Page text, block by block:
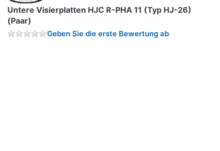
Untere Visierplatten HJC R-PHA 11 (Typ HJ-26)
(Paar)
Geben Sie die erste Bewertung ab